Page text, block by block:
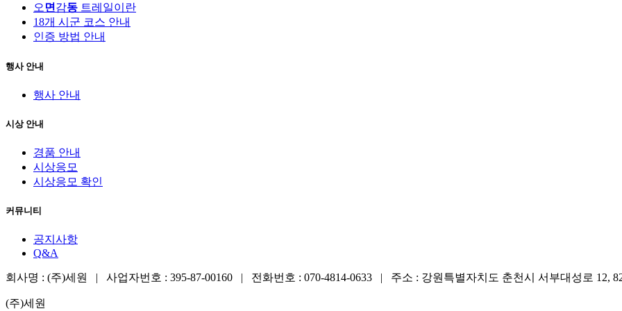
오 면 감동 트레일이란
18개 시군 코스 안내
인증 방법 안내
행사 안내
행사 안내
시상 안내
경품 안내
시상응모
시상응모 확인
커뮤니티
공지사항
Q&A
회사명 : (주)세원 | 사업자번호 : 395-87-00160 | 전화번호 : 070-4814-0633 | 주소 : 강원특별자치도 춘천시 서부대성로 12,
(주)세원